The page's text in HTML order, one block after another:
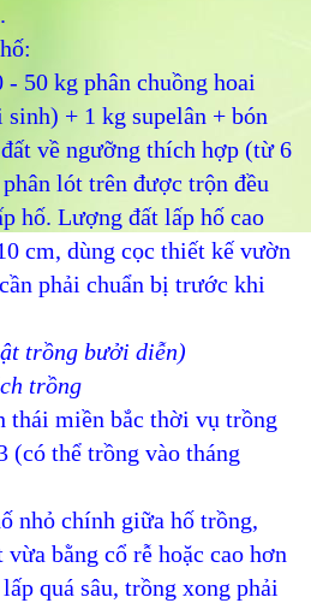
50 kg phân chuồng hoai
+ 1 kg supelân + bón
về ngưỡng thích hợp (từ 6
lót trên được trộn đều
hố. Lượng đất lấp hố cao
cm, dùng cọc thiết kế vườn
phải chuẩn bị trước khi
trồng bưởi diễn)
trồng
thái miền bắc thời vụ trồng
(có thể trồng vào tháng
nhỏ chính giữa hố trồng,
bằng cổ rễ hoặc cao hơn
quá sâu, trồng xong phải